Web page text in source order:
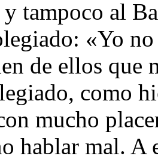
tampoco al
«Yo
de ellos que
como
mucho
hablar mal. A